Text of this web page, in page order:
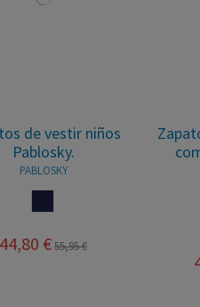
de vestir niños
Pablosky.
PABLOSKY
44,80 €55,95 €